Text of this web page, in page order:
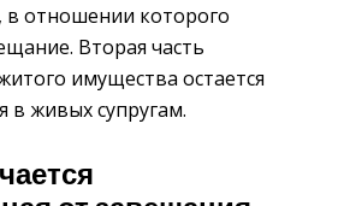
в отношении которого
Вторая часть
имущества остается
в живых супругам.